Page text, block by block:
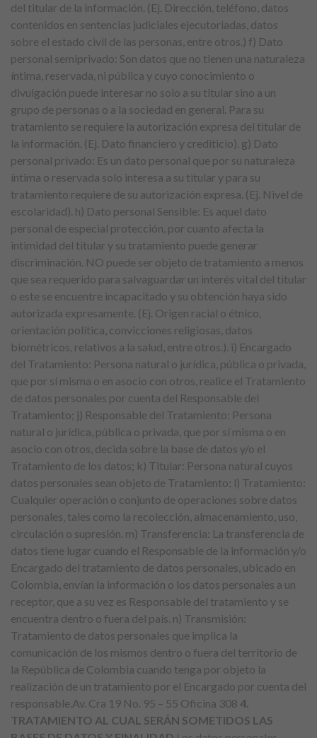
del titular de la información. (Ej. Dirección, teléfono, datos
contenidos en sentencias judiciales ejecutoriadas, datos
sobre el estado civil de las personas, entre otros.) f) Dato
personal semiprivado: Son datos que no tienen una naturaleza
íntima, reservada, ni pública y cuyo conocimiento o
divulgación puede interesar no solo a su titular sino a un
grupo de personas o a la sociedad en general. Para su
tratamiento se requiere la autorización expresa del titular de
la información. (Ej. Dato financiero y crediticio). g) Dato
personal privado: Es un dato personal que por su naturaleza
íntima o reservada solo interesa a su titular y para su
tratamiento requiere de su autorización expresa. (Ej. Nivel de
escolaridad). h) Dato personal Sensible: Es aquel dato
personal de especial protección, por cuanto afecta la
intimidad del titular y su tratamiento puede generar
discriminación. NO puede ser objeto de tratamiento a menos
que sea requerido para salvaguardar un interés vital del titular
o este se encuentre incapacitado y su obtención haya sido
autorizada expresamente. (Ej. Origen racial o étnico,
orientación política, convicciones religiosas, datos
biométricos, relativos a la salud, entre otros.). i) Encargado
del Tratamiento: Persona natural o jurídica, pública o privada,
que por sí misma o en asocio con otros, realice el Tratamiento
de datos personales por cuenta del Responsable del
Tratamiento; j) Responsable del Tratamiento: Persona
natural o jurídica, pública o privada, que por sí misma o en
asocio con otros, decida sobre la base de datos y/o el
Tratamiento de los datos; k) Titular: Persona natural cuyos
datos personales sean objeto de Tratamiento; l) Tratamiento:
Cualquier operación o conjunto de operaciones sobre datos
personales, tales como la recolección, almacenamiento, uso,
circulación o supresión. m) Transferencia: La transferencia de
datos tiene lugar cuando el Responsable de la información y/o
Encargado del tratamiento de datos personales, ubicado en
Colombia, envían la información o los datos personales a un
receptor, que a su vez es Responsable del tratamiento y se
encuentra dentro o fuera del país. n) Transmisión:
Tratamiento de datos personales que implica la
comunicación de los mismos dentro o fuera del territorio de
la República de Colombia cuando tenga por objeto la
realización de un tratamiento por el Encargado por cuenta del
responsable.Av. Cra 19 No. 95 – 55 Oficina 308 4.
TRATAMIENTO AL CUAL SERÁN SOMETIDOS LAS